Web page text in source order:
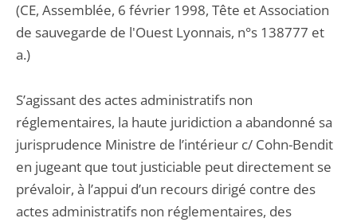
(CE, Assemblée, 6 février 1998, Tête et Association
de sauvegarde de l'Ouest Lyonnais, n°s 138777 et
a.)
S’agissant des actes administratifs non
réglementaires, la haute juridiction a abandonné sa
jurisprudence Ministre de l’intérieur c/ Cohn-Bendit
en jugeant que tout justiciable peut directement se
prévaloir, à l’appui d’un recours dirigé contre des
actes administratifs non réglementaires, des